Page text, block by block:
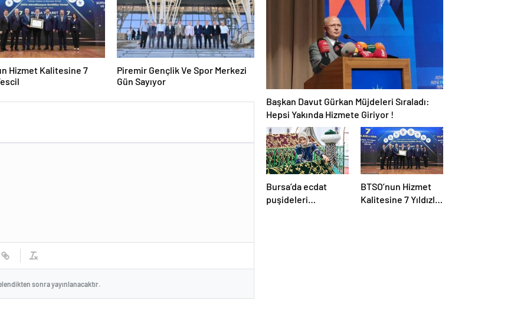
Hizmet Kalitesine 7
Piremir Gençlik Ve Spor Merkezi
Gün Sayıyor
sonra yayınlanacaktır.
Başkan Davut Gürkan Müjdeleri Sıraladı:
Hepsi Yakında Hizmete Giriyor !
Bursa’da ecdat
puşideleri
BTSO’nun Hizmet
Kalitesine 7 Yıldızlı